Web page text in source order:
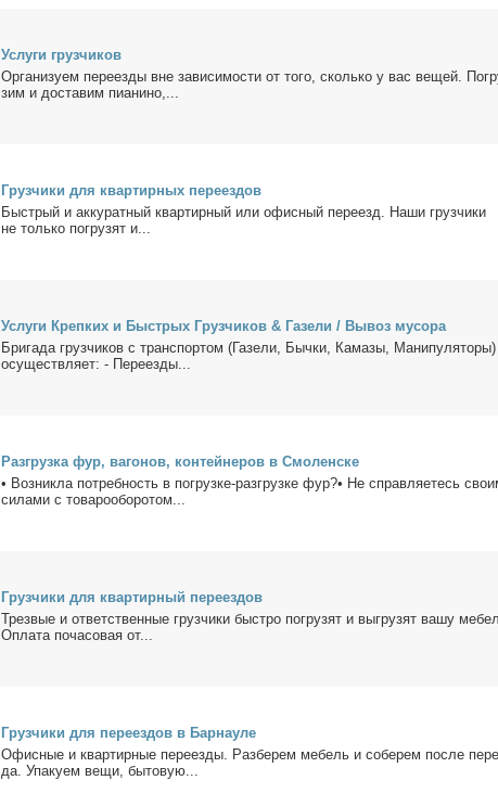
Услу­ги груз­чи­ков
Ор­га­ни­зу­ем пе­ре­ез­ды вне за­ви­си­мо­сти от то­го, сколь­ко у вас ве­щей.
зим и до­ста­вим пи­а­ни­но,...
Груз­чи­ки для квар­тир­ных пе­ре­ез­дов
Быст­рый и ак­ку­рат­ный квар­тир­ный или офис­ный пе­ре­езд. На­ши груз­чи­ки
не толь­ко по­гру­зят и...
Услу­ги Креп­ких и Быст­рых Груз­чи­ков & Га­зе­ли / Вы­воз му­со­ра
Бри­га­да груз­чи­ков с транс­пор­том (Га­зе­ли, Быч­ки, Ка­ма­зы, Ма­ни­пу­ля­то­ры)
осу­ществ­ля­ет: - Пе­ре­ез­ды...
Раз­груз­ка фур, ва­го­нов, кон­тей­не­ров в Смо­лен­ске
• Воз­ник­ла по­треб­ность в по­груз­ке-раз­груз­ке фур?• Не справ­ля­е­тесь
си­ла­ми с то­ва­ро­обо­ро­том...
Груз­чи­ки для квар­тир­ный пе­ре­ез­дов
Трез­вые и от­вет­ствен­ные груз­чи­ки быст­ро по­гру­зят и вы­гру­зят ва­шу
Опла­та по­ча­со­вая от...
Груз­чи­ки для пе­ре­ез­дов в Бар­нау­ле
Офис­ные и квар­тир­ные пе­ре­ез­ды. Раз­бе­рем ме­бель и со­бе­рем по­сле
да. Упа­ку­ем ве­щи, бы­то­вую...